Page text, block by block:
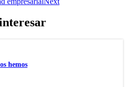
hemos